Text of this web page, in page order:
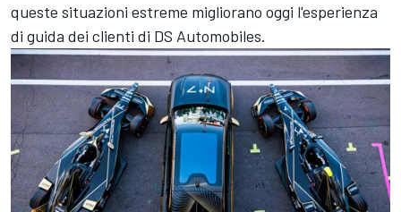
queste situazioni estreme migliorano oggi l'esperienza
di guida dei clienti di DS Automobiles.